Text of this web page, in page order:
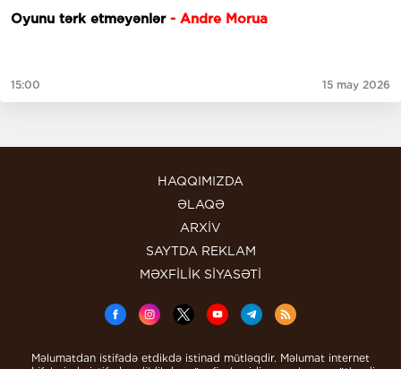
Oyunu tərk etməyənlər - Andre Morua
15:00 15 may 2026
HAQQIMIZDA
ƏLAQƏ
ARXİV
SAYTDA REKLAM
MƏXFİLİK SİYASƏTİ
Məlumatdan istifadə etdikdə istinad mütləqdir. Məlumat internet